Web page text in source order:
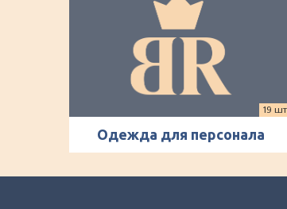
Одежда для персонала
19